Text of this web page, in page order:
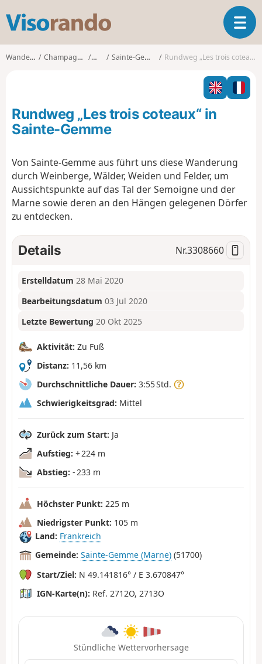
s
o
o
T
o
g
l
n
o
Wanderungen Champagne-Ardenne MarneSainte-Gemme (Marne) Rundweg „Les trois coteaux“ in Sainte-Gemme
Rundweg „Les trois coteaux“ in
Sainte-Gemme
Von Sainte-Gemme aus führt uns diese Wanderung
durch Weinberge, Wälder, Weiden und Felder, um
Aussichtspunkte auf das Tal der Semoigne und der
Marne sowie deren an den Hängen gelegenen Dörfer
zu entdecken.
Details Nr.3308660
Erstelldatum 28 Mai 2020
Bearbeitungsdatum 03 Jul 2020
Letzte Bewertung 20 Okt 2025
Aktivität: Zu Fuß
Distanz: 11,56 km
Durchschnittliche Dauer: 3:55 Std.
Schwierigkeitsgrad: Mittel
Zurück zum Start: Ja
Aufstieg: + 224 m
Abstieg: - 233 m
Höchster Punkt: 225 m
Niedrigster Punkt: 105 m
Land: Frankreich
Gemeinde: Sainte-Gemme (Marne) (51700)
Start/Ziel: N 49.141816° / E 3.670847°
IGN-Karte(n): Ref. 2712O, 2713O
Stündliche Wettervorhersage